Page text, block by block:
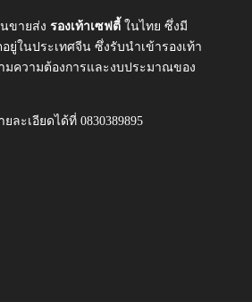
ขายส่ง รองเท้าเซฟตี้ ในไทย ซึ่งมี
ยู่ในประเทศจีน ซึ่งรับนำเข้ารองเท้า
ความต้องการและงบประมาณของ
ละเอียดได้ที่ 0830389895